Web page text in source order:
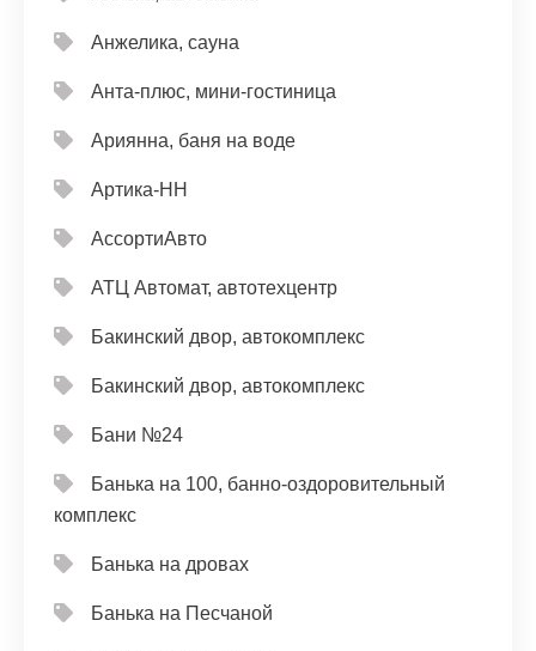
Анжелика, сауна
Анта-плюс, мини-гостиница
Ариянна, баня на воде
Артика-НН
АссортиАвто
АТЦ Автомат, автотехцентр
Бакинский двор, автокомплекс
Бакинский двор, автокомплекс
Бани №24
Банька на 100, банно-оздоровительный
комплекс
Банька на дровах
Банька на Песчаной